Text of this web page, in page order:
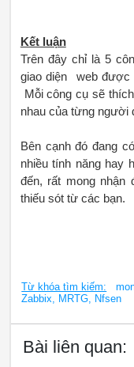
Kết luận
Trên đây chỉ là 5
giao diện web được
Mỗi công cụ sẽ
nhau của từng người
Bên cạnh đó đang
nhiều tính năng hay
đến, rất mong nhận
thiếu sót từ các bạn.
Từ khóa tìm kiếm:
Zabbix, MRTG, Nfsen
Bài liên quan: